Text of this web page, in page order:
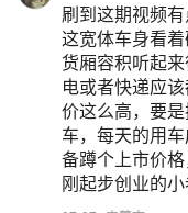
刷到这期视频
这宽体车身看
货厢容积听起
电或者快递应
价这么高，要
车，每天的用
备蹲个上市价
刚起步创业的小